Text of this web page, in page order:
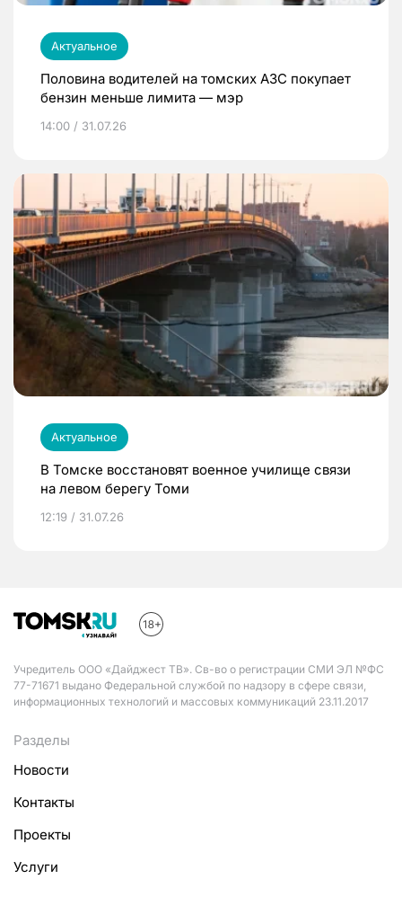
Актуальное
Половина водителей на томских АЗС покупает
бензин меньше лимита — мэр
14:00 / 31.07.26
Актуальное
В Томске восстановят военное училище связи
на левом берегу Томи
12:19 / 31.07.26
Учредитель ООО «Дайджест ТВ». Св-во о регистрации СМИ ЭЛ №ФС
77-71671 выдано Федеральной службой по надзору в сфере связи,
информационных технологий и массовых коммуникаций 23.11.2017
Разделы
Новости
Контакты
Проекты
Услуги